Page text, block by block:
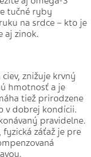
tučné ryby
na srdce – kto je
aj zinok.
znižuje krvný
hmotnosť a je
tiež prirodzene
v dobrej kondícii.
pravidelne.
záťaž je pre